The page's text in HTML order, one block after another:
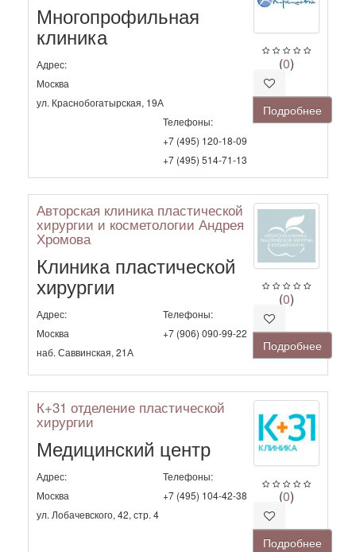
Многопрофильная
клиника
Адрес:
Москва
ул. Краснобогатырская, 19А
Телефоны:
+7 (495) 120-18-09
+7 (495) 514-71-13
(0)
Подробнее
Авторская клиника пластической
хирургии и косметологии Андрея
Хромова
Клиника пластической
хирургии
Адрес:
Москва
наб. Саввинская, 21А
Телефоны:
+7 (906) 090-99-22
(0)
Подробнее
К+31 отделение пластической
хирургии
Медицинский центр
Адрес:
Москва
ул. Лобачевского, 42, стр. 4
Телефоны:
+7 (495) 104-42-38
(0)
Подробнее